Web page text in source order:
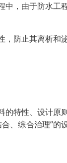
中，由于防水工
，防止其离析和
的特性、设计原
、综合治理”的